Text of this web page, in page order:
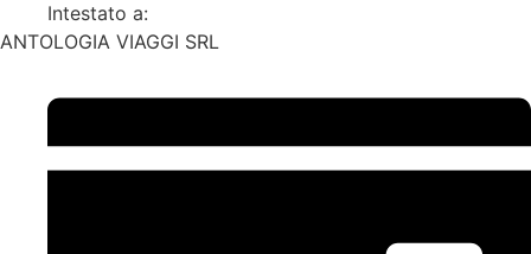
Intestato a:
ANTOLOGIA VIAGGI SRL